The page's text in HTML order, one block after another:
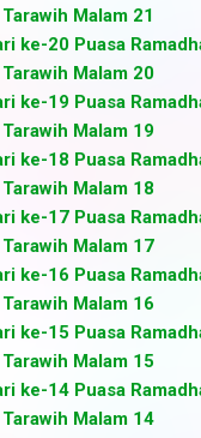
Malam 21
ke-20 Puasa
Malam 20
ke-19 Puasa
Malam 19
ke-18 Puasa
Malam 18
ke-17 Puasa
Malam 17
ke-16 Puasa
Malam 16
ke-15 Puasa
Malam 15
ke-14 Puasa
Malam 14